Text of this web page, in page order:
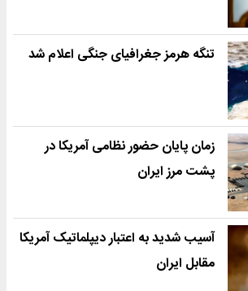
تنگه هرمز جغرافیای جنگی اعلام شد
زمان پایان حضور نظامی آمریکا در
پشت مرز ایران
آسیب شدید به اعتبار دیپلماتیک آمریکا
مقابل ایران